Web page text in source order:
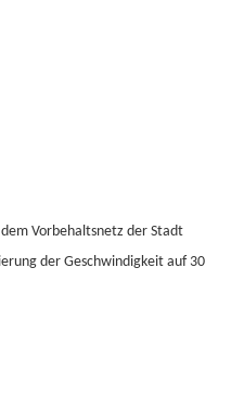
Vorbehaltsnetz der Stadt
der Geschwindigkeit auf 30